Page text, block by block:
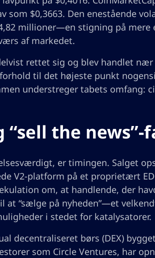
$0,3663. Den enestående
millioner—en stigning på mere
af markedet.
rettet sig og blev handlet
til det højeste punkt
understreger tabets omfang:
“sell the
er timingen. Salget
V2-platform på et proprietært
om, at handlende, der
at “sælge på nyheden”—et
i stedet for katalysatorer.
decentraliseret børs (DEX)
som Circle Ventures, har